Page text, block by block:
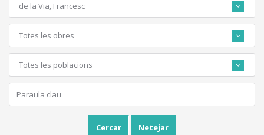
de la Via, Francesc
Totes les obres
Totes les poblacions
Cercar Netejar